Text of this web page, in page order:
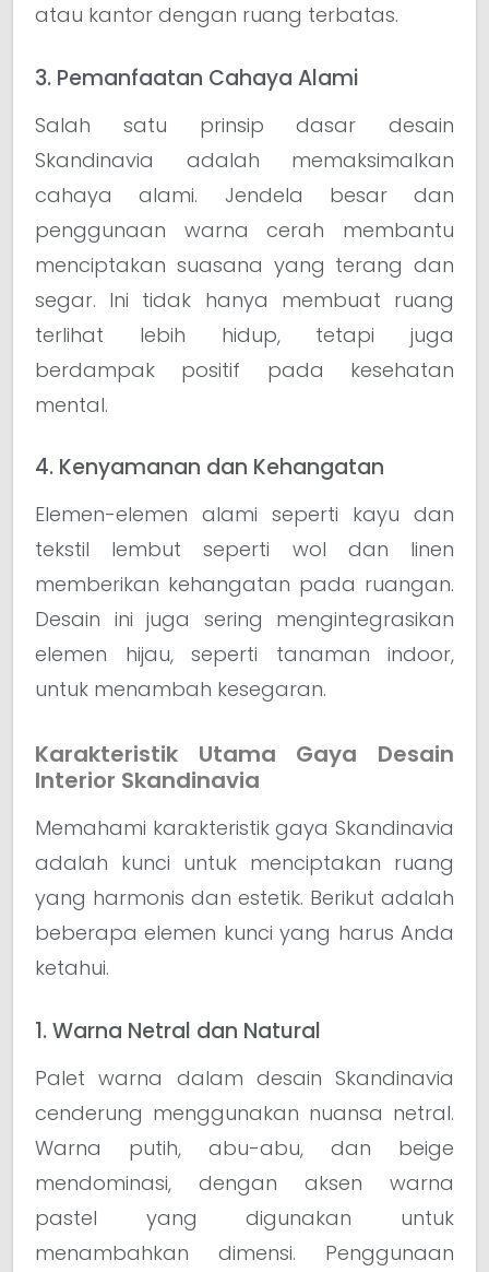
atau kantor dengan ruang terbatas.
3. Pemanfaatan Cahaya Alami
Salah satu prinsip dasar desain
Skandinavia adalah memaksimalkan
cahaya alami. Jendela besar dan
penggunaan warna cerah membantu
menciptakan suasana yang terang dan
segar. Ini tidak hanya membuat ruang
terlihat lebih hidup, tetapi juga
berdampak positif pada kesehatan
mental.
4. Kenyamanan dan Kehangatan
Elemen-elemen alami seperti kayu dan
tekstil lembut seperti wol dan linen
memberikan kehangatan pada ruangan.
Desain ini juga sering mengintegrasikan
elemen hijau, seperti tanaman indoor,
untuk menambah kesegaran.
Karakteristik Utama Gaya Desain
Interior Skandinavia
Memahami karakteristik gaya Skandinavia
adalah kunci untuk menciptakan ruang
yang harmonis dan estetik. Berikut adalah
beberapa elemen kunci yang harus Anda
ketahui.
1. Warna Netral dan Natural
Palet warna dalam desain Skandinavia
cenderung menggunakan nuansa netral.
Warna putih, abu-abu, dan beige
mendominasi, dengan aksen warna
pastel yang digunakan untuk
menambahkan dimensi. Penggunaan